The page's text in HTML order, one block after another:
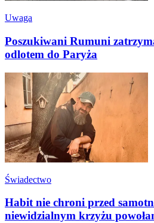
Uwaga
Poszukiwani Rumuni
odlotem do Paryża
Świadectwo
Habit nie chroni przed
niewidzialnym krzyżu